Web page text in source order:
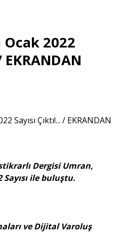
- Sanat
2022
EKRANDAN
Dergisi Umran,
ile buluştu.
ve Dijital Varoluş